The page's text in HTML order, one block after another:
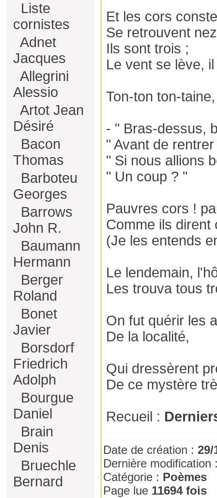
Liste
cornistes
Adnet
Jacques
Allegrini
Alessio
Artot Jean
Désiré
Bacon
Thomas
Barboteu
Georges
Barrows
John R.
Baumann
Hermann
Berger
Roland
Bonet
Javier
Borsdorf
Friedrich
Adolph
Bourgue
Daniel
Brain
Denis
Bruechle
Bernard
Et les cors
Se retrouvent
Ils sont trois ;
Le vent se lève,
Ton-ton ton-
- " Bras-dessus,
" Avant de
" Si nous allions
" Un coup ? "
Pauvres cors !
Comme ils dirent
(Je les entends
Le lendemain,
Les trouva tous
On fut quérir les
De la localité,
Qui dressèrent
De ce mystère
Recueil :
Date de création : 29/
Dernière
Catégorie : Poèmes
Page lue 11694 fois